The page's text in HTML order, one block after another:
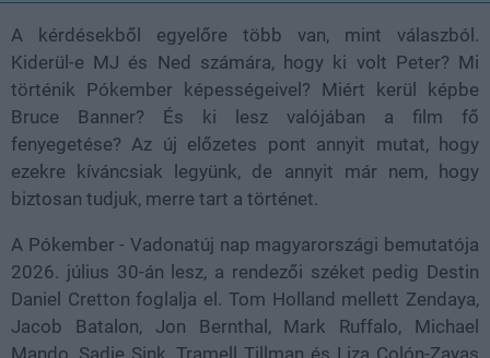
A kérdésekből egyelőre több van, mint válaszból.
Kiderül-e MJ és Ned számára, hogy ki volt Peter? Mi
történik Pókember képességeivel? Miért kerül képbe
Bruce Banner? És ki lesz valójában a film fő
fenyegetése? Az új előzetes pont annyit mutat, hogy
ezekre kíváncsiak legyünk, de annyit már nem, hogy
biztosan tudjuk, merre tart a történet.
A Pókember - Vadonatúj nap magyarországi bemutatója
2026. július 30-án lesz, a rendezői széket pedig Destin
Daniel Cretton foglalja el. Tom Holland mellett Zendaya,
Jacob Batalon, Jon Bernthal, Mark Ruffalo, Michael
Mando, Sadie Sink, Tramell Tillman és Liza Colón-Zayas